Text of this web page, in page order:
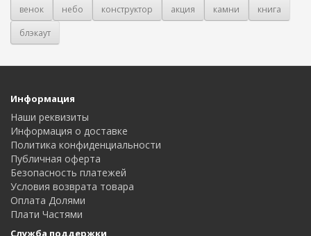
венок
небо конструктор акция камни
книга
блэкаут
Информация
Наши реквизиты
Информация о доставке
Политика конфиденциальности
Публичная оферта
Безопасность платежей
Условия возврата товара
Оплата Долями
Плати Частями